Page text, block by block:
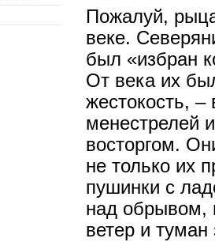
Пожалуй,
веке.
был «избран
От века их
жестокость, –
менестрелей
восторгом.
не только их
пушинки с
над обрывом,
ветер и туман